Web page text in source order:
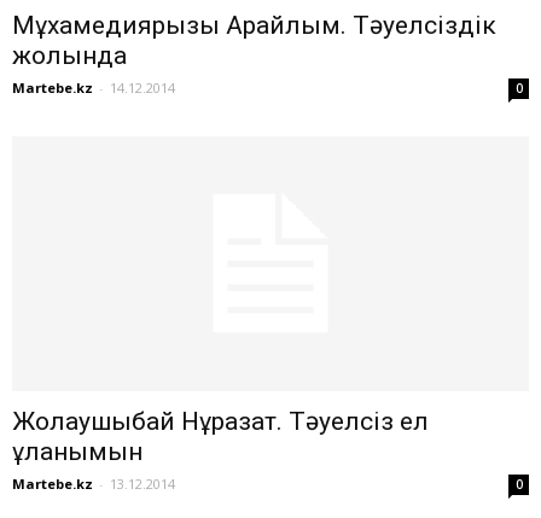
Мұхамедиярқызы Арайлым. Тәуелсіздік
жолында
Martebe.kz - 14.12.2014 0
Жолаушыбай Нұразат. Тәуелсіз ел
ұланымын
Martebe.kz - 13.12.2014 0